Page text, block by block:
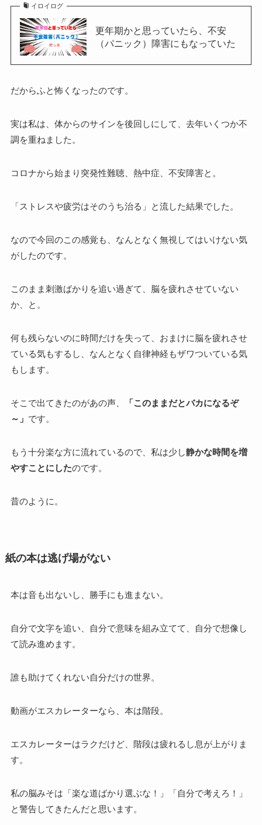
イロイログ
更年期かと思っていたら、不安
（パニック）障害にもなっていた
だからふと怖くなったのです。
実は私は、体からのサインを後回しにして、去年いくつか不
調を重ねました。
コロナから始まり突発性難聴、熱中症、不安障害と。
「ストレスや疲労はそのうち治る」と流した結果でした。
なので今回のこの感覚も、なんとなく無視してはいけない気
がしたのです。
このまま刺激ばかりを追い過ぎて、脳を疲れさせていない
か、と。
何も残らないのに時間だけを失って、おまけに脳を疲れさせ
ている気もするし、なんとなく自律神経もザワついている気
もします。
そこで出てきたのがあの声、
「このままだとバカになるぞ
～」 です。
もう十分楽な方に流れているので、私は少し静かな時間を増
やすことにしたのです。
昔のように。
紙の本は逃げ場がない
本は音も出ないし、勝手にも進まない。
自分で文字を追い、自分で意味を組み立てて、自分で想像し
て読み進めます。
誰も助けてくれない自分だけの世界。
動画がエスカレーターなら、本は階段。
エスカレーターはラクだけど、階段は疲れるし息が上がりま
す。
私の脳みそは「楽な道ばかり選ぶな！」「自分で考えろ！」
と警告してきたんだと思います。